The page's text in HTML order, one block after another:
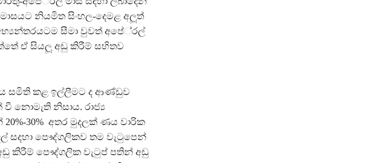
නියමිත සිංහල-දෙමළ අලූත්
සීමා වුවත් අපේ‍්‍රල්
ඒ සියලූ අඩු කිරීම් සහිතව
සමිති කළ ඉල්ලීමට ද ආණ්ඩුව
නොමැති නිසාය. රාජ්‍ය
30% අතර මුදලක් ණය වාරික
සදහා පෞද්ගලිකව තම වැටුපෙන්
කිරීම් පෞද්ගලික වැටුප් පතින් අඩු